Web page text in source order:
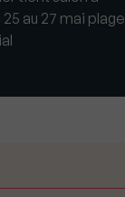
au 27 mai plage